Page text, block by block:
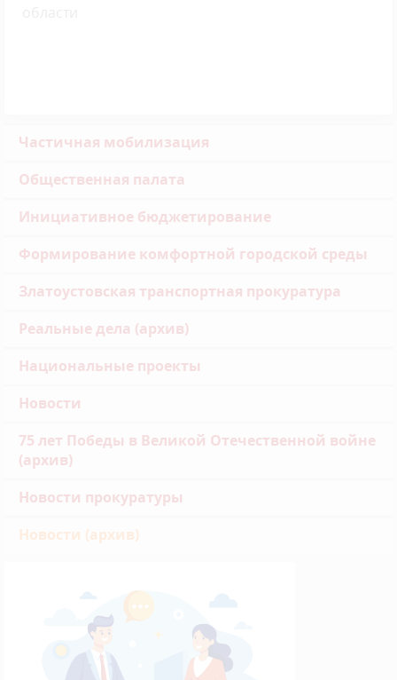
Частичная мобилизация
Общественная палата
Инициативное бюджетирование
Формирование комфортной городской среды
Златоустовская транспортная прокуратура
Реальные дела (архив)
Национальные проекты
Новости
75 лет Победы в Великой Отечественной войне
(архив)
Новости прокуратуры
Новости (архив)